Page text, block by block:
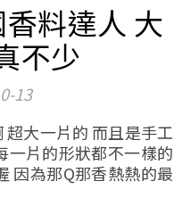
料達人 大
不少
13
一片的形狀都不一樣的
因為那Q那香熱熱的最